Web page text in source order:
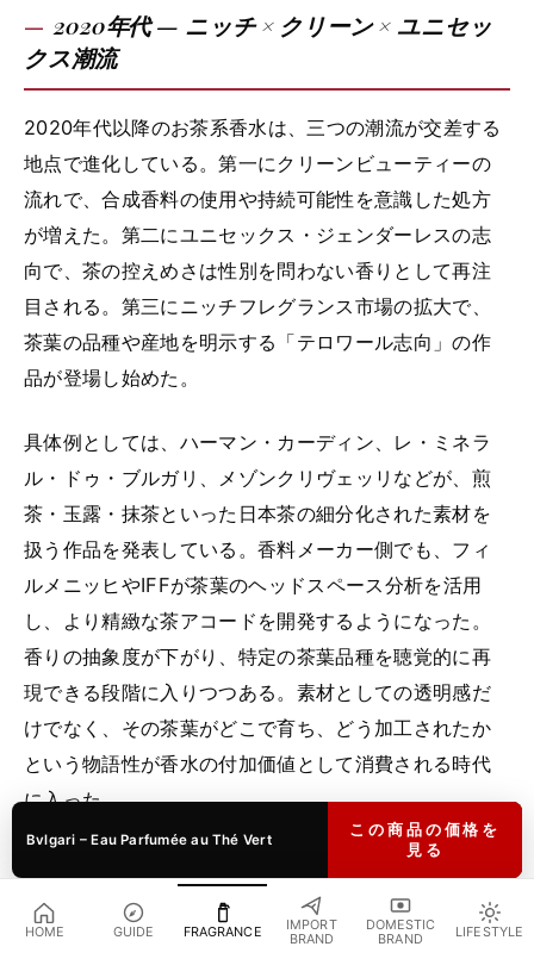
2020年代 — ニッチ × クリーン × ユニセッ
クス潮流
2020年代以降のお茶系香水は、三つの潮流が交差する
地点で進化している。第一にクリーンビューティーの
流れで、合成香料の使用や持続可能性を意識した処方
が増えた。第二にユニセックス・ジェンダーレスの志
向で、茶の控えめさは性別を問わない香りとして再注
目される。第三にニッチフレグランス市場の拡大で、
茶葉の品種や産地を明示する「テロワール志向」の作
品が登場し始めた。
具体例としては、ハーマン・カーディン、レ・ミネラ
ル・ドゥ・ブルガリ、メゾンクリヴェッリなどが、煎
茶・玉露・抹茶といった日本茶の細分化された素材を
扱う作品を発表している。香料メーカー側でも、フィ
ルメニッヒやIFFが茶葉のヘッドスペース分析を活用
し、より精緻な茶アコードを開発するようになった。
香りの抽象度が下がり、特定の茶葉品種を聴覚的に再
現できる段階に入りつつある。素材としての透明感だ
けでなく、その茶葉がどこで育ち、どう加工されたか
という物語性が香水の付加価値として消費される時代
に入った。
日本における受容 — 緑茶・煎茶・白茶
Bvlgari – Eau Parfumée au Thé Vert
この商品の価格を
見る
HOME GUIDE FRAGRANCE
IMPORT
BRAND
DOMESTIC
BRAND
LIFESTYLE